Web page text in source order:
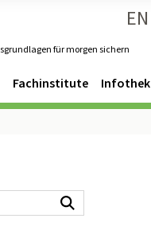
für morgen sichern
EN
Fachinstitute Infothek